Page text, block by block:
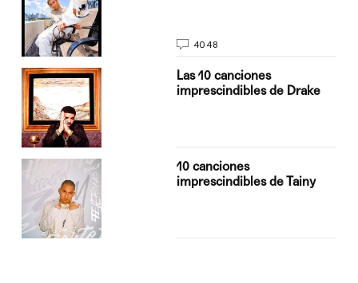
4048
Las 10 canciones
imprescindibles de Drake
10 canciones
imprescindibles de Tainy